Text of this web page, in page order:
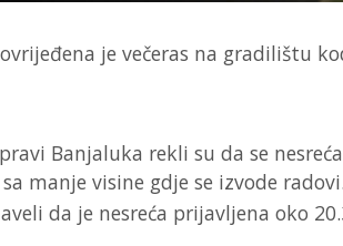
je večeras na gradilištu
Banjaluka rekli su da se
manje visine gdje se izvode
da je nesreća prijavljena oko